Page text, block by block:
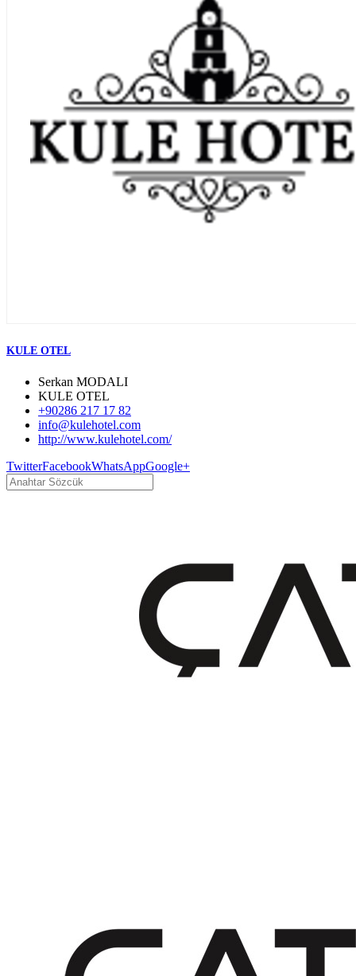
KULE OTEL
Serkan MODALI
KULE OTEL
+90286 217 17 82
info@kulehotel.com
http://www.kulehotel.com/
TwitterFacebookWhatsAppGoogle+